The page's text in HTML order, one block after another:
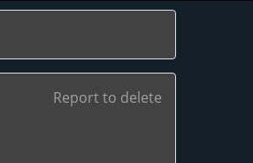
Report to delete